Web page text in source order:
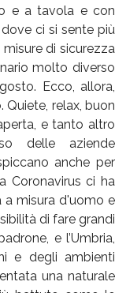
e a tavola e con
ci si sente più
di sicurezza
molto diverso
Ecco, allora,
relax, buon
e tanto altro
delle aziende
anche per
Coronavirus ci ha
a misura d'uomo e
di fare grandi
e l’Umbria,
e degli ambienti
una naturale